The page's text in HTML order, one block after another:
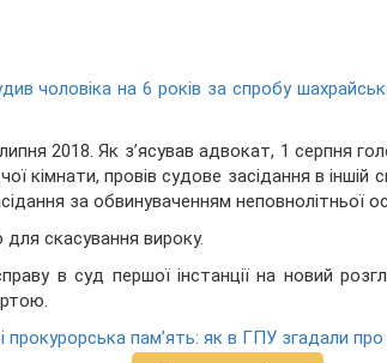
чоловіка на 6 років за спробу
2018. Як з’ясував адвокат, 1 серпня
кімнати, провів судове засідання в іншій
за обвинуваченням неповнолітньої
скасування вироку.
в суд першої інстанції на новий
прокурорська пам’ять: як в ГПУ згадали